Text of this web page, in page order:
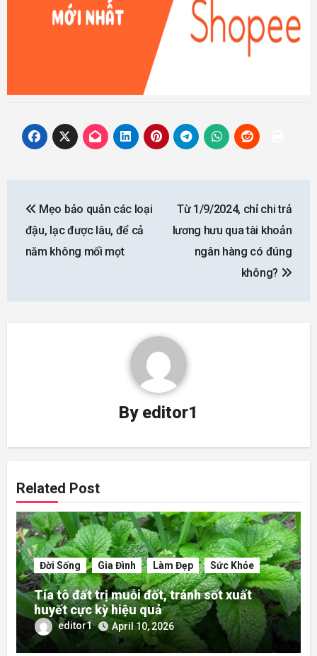
navigation
Mẹo bảo quản các loại
đậu, lạc được lâu, để cả
năm không mối mọt
Từ 1/9/2024, chỉ chi trả
lương hưu qua tài khoản
ngân hàng có đúng
không?
By editor1
Related Post
Đời Sống Gia Đình Làm Đẹp Sức Khỏe
Tía tô đất trị muỗi đốt, tránh sốt xuất
huyết cực kỳ hiệu quả
editor1 April 10, 2026